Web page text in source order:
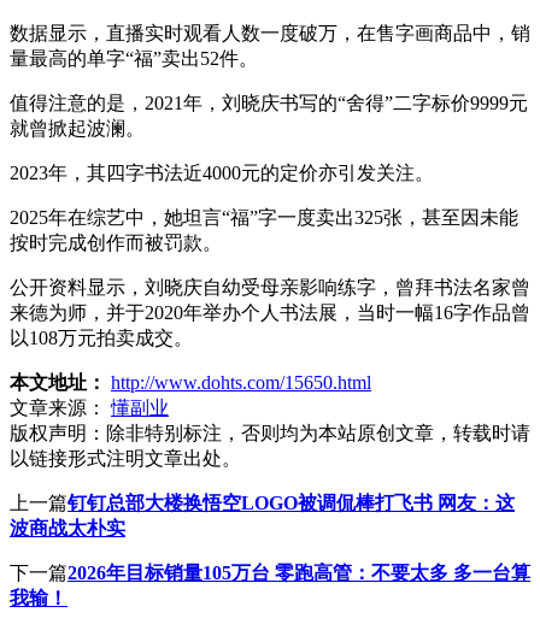
数据显示，直播实时观看人数一度破万，在售字画商品中，销
量最高的单字“福”卖出52件。
值得注意的是，2021年，刘晓庆书写的“舍得”二字标价9999元
就曾掀起波澜。
2023年，其四字书法近4000元的定价亦引发关注。
2025年在综艺中，她坦言“福”字一度卖出325张，甚至因未能
按时完成创作而被罚款。
公开资料显示，刘晓庆自幼受母亲影响练字，曾拜书法名家曾
来德为师，并于2020年举办个人书法展，当时一幅16字作品曾
以108万元拍卖成交。
本文地址： http://www.dohts.com/15650.html
文章来源：
懂副业
版权声明： 除非特别标注，否则均为本站原创文章，转载时请
以链接形式注明文章出处。
上一篇钉钉总部大楼换悟空LOGO被调侃棒打飞书 网友：这
波商战太朴实
下一篇2026年目标销量105万台 零跑高管：不要太多 多一台算
我输！